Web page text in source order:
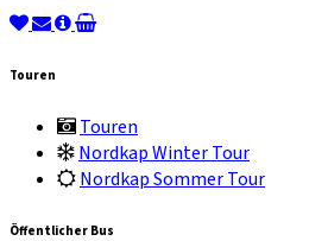
Touren
Touren
Nordkap Winter Tour
Nordkap Sommer Tour
Öffentlicher Bus